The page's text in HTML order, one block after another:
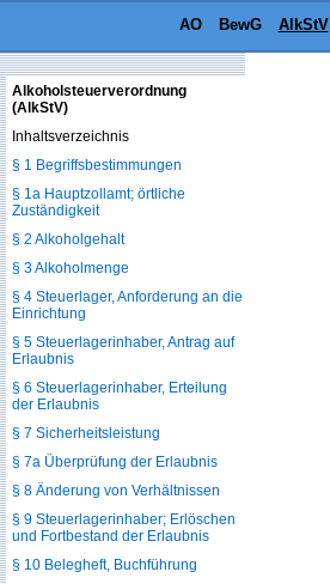
AO BewG AlkStV
Alkoholsteuerverordnung
(AlkStV)
Inhaltsverzeichnis
§ 1 Begriffsbestimmungen
§ 1a Hauptzollamt; örtliche
Zuständigkeit
§ 2 Alkoholgehalt
§ 3 Alkoholmenge
§ 4 Steuerlager, Anforderung an die
Einrichtung
§ 5 Steuerlagerinhaber, Antrag auf
Erlaubnis
§ 6 Steuerlagerinhaber, Erteilung
der Erlaubnis
§ 7 Sicherheitsleistung
§ 7a Überprüfung der Erlaubnis
§ 8 Änderung von Verhältnissen
§ 9 Steuerlagerinhaber; Erlöschen
und Fortbestand der Erlaubnis
§ 10 Belegheft, Buchführung